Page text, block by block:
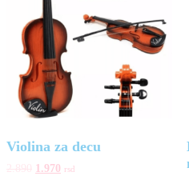
Violina za decu
1.970 rsd